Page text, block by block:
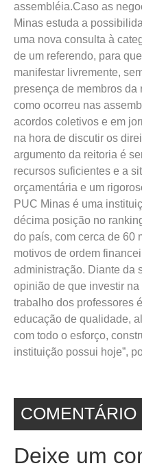
assembléia.Caso as
Minas estuda a
uma nova consulta à
de um referendo, para
manifestar livremente,
presença de membros
como ocorreu nas
acordos coletivos e em
na hora de discutir os
argumento da reitoria é
recursos suficientes e a
orçamentária e um
PUC Minas é uma
décima posição no
do país, com cerca de 60
motivos de ordem
administração. Diante da
opinião de que investir
trabalho dos professores
educação de qualidade,
com todo o esforço,
instituição possui hoje”,
COMENTÁRIO
Deixe um